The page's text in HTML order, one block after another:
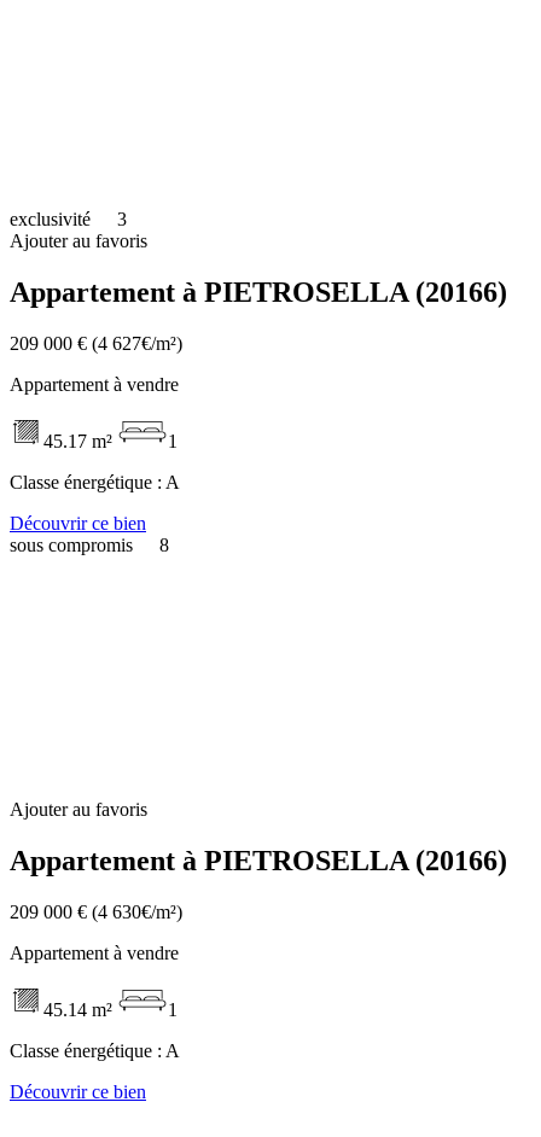
exclusivité
3
Ajouter au favoris
Appartement à PIETROSELLA (20166)
209 000 € (4 627€/m²)
Appartement à vendre
45.17 m²
1
Classe énergétique : A
Découvrir ce bien
sous compromis
8
Ajouter au favoris
Appartement à PIETROSELLA (20166)
209 000 € (4 630€/m²)
Appartement à vendre
45.14 m²
1
Classe énergétique : A
Découvrir ce bien